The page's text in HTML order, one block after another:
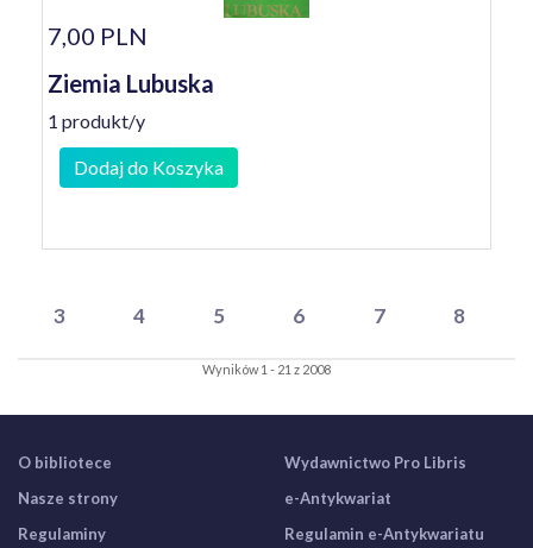
7,00 PLN
Ziemia Lubuska
1 produkt/y
Dodaj do Koszyka
3 4 5 6 7 8
Wyników 1 - 21 z 2008
O bibliotece
Nasze strony
Regulaminy
Wydawnictwo Pro Libris
e-Antykwariat
Regulamin e-Antykwariatu